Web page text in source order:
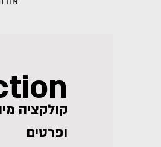
קולקציה
ופרטים